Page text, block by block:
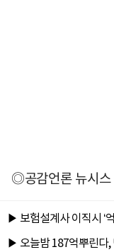
◎공감언론 뉴시스